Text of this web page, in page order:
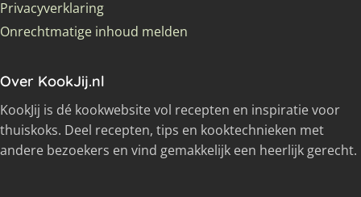
Privacyverklaring
Onrechtmatige inhoud melden
Over KookJij.nl
KookJij is dé kookwebsite vol recepten en inspiratie voor
thuiskoks. Deel recepten, tips en kooktechnieken met
andere bezoekers en vind gemakkelijk een heerlijk gerecht.